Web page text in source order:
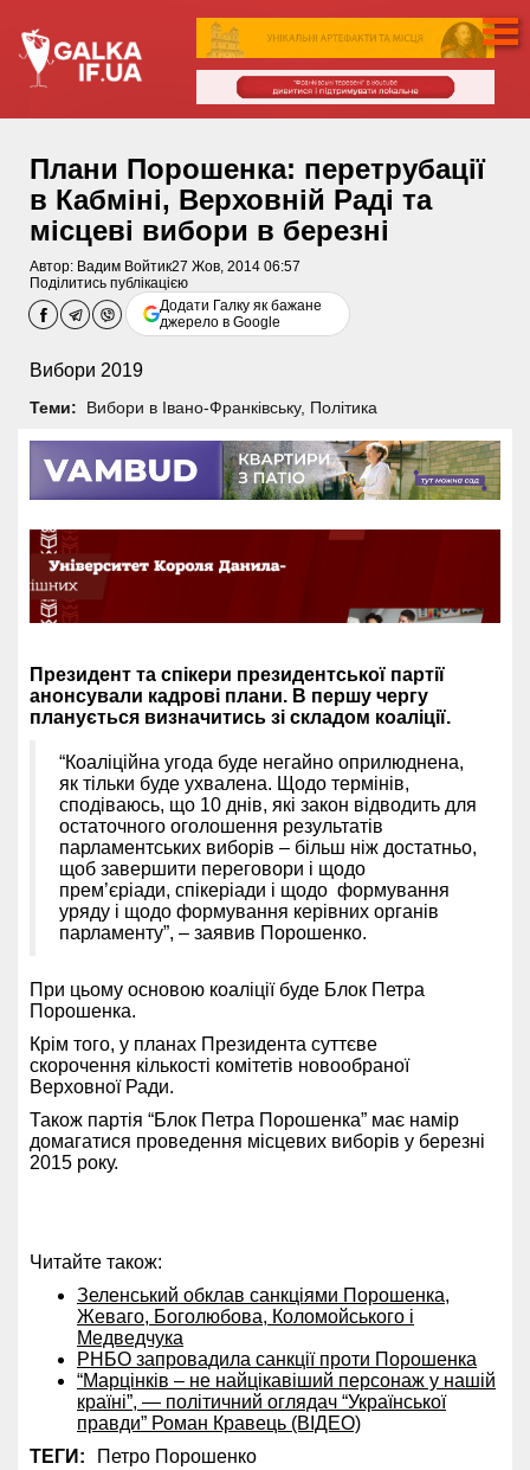
Плани Порошенка: перетрубації
в Кабміні, Верховній Раді та
місцеві вибори в березні
Автор: Вадим Войтик27 Жов, 2014 06:57
Поділитись публікацією
Додати Галку як бажане
джерело в Google
Вибори 2019
Теми: Вибори в Івано-Франківську, Політика
Президент та спікери президентської партії
анонсували кадрові плани. В першу чергу
планується визначитись зі складом коаліції.
“Коаліційна угода буде негайно оприлюднена,
як тільки буде ухвалена. Щодо термінів,
сподіваюсь, що 10 днів, які закон відводить для
остаточного оголошення результатів
парламентських виборів – більш ніж достатньо,
щоб завершити переговори і щодо
прем’єріади, спікеріади і щодо формування
уряду і щодо формування керівних органів
парламенту”, – заявив Порошенко.
При цьому основою коаліції буде Блок Петра
Порошенка.
Крім того, у планах Президента суттєве
скорочення кількості комітетів новообраної
Верховної Ради.
Також партія “Блок Петра Порошенка” має намір
домагатися проведення місцевих виборів у березні
2015 року.
Читайте також:
Зеленський обклав санкціями Порошенка,
Жеваго, Боголюбова, Коломойського і
Медведчука
РНБО запровадила санкції проти Порошенка
“Марцінків – не найцікавіший персонаж у нашій
країні”, — політичний оглядач “Української
правди” Роман Кравець (ВІДЕО)
ТЕГИ:
Петро Порошенко